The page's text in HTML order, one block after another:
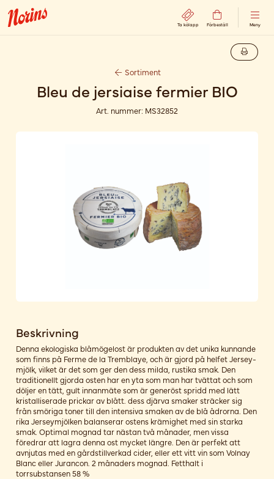
Ta kölapp Förbeställ Meny
Sortiment
Bleu de jersiaise fermier BIO
Art. nummer: MS32852
Beskrivning
Denna ekologiska blåmögelost är produkten av det unika kunnande
som finns på Ferme de la Tremblaye, och är gjord på helfet Jersey-
mjölk, vilket är det som ger den dess milda, rustika smak. Den
traditionellt gjorda osten har en yta som man har tvättat och som
döljer en tätt, gult innanmäte som är generöst spridd med lätt
kristalliserade prickar av blått. dess djärva smaker sträcker sig
från smöriga toner till den intensiva smaken av de blå ådrorna. Den
rika Jerseymjölken balanserar ostens krämighet med sin starka
smak. Optimal mognad tar nästan två månader, men vissa
föredrar att lagra denna ost mycket längre. Den är perfekt att
avnjutas med en gårdstillverkad cider, eller ett vitt vin som Volnay
Blanc eller Jurancon. 2 månaders mognad. Fetthalt i
torrsubstansen 58 %